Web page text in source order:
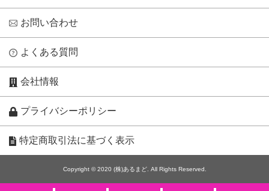
お問い合わせ
よくある質問
会社情報
プライバシーポリシー
特定商取引法に基づく表示
Copyright © 2020 (株)あるまど. All Rights Reserved.